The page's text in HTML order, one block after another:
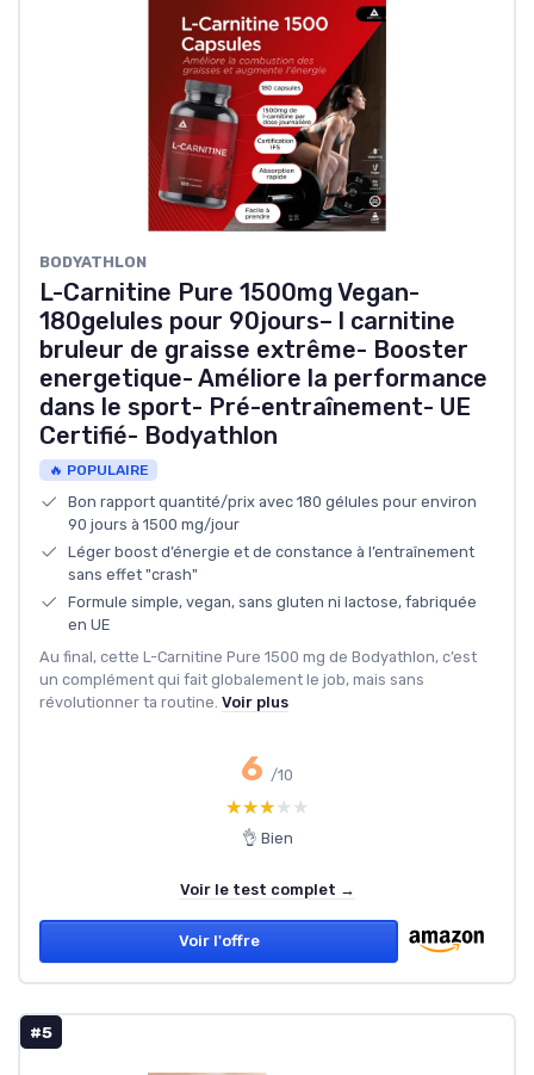
BODYATHLON
L-Carnitine Pure 1500mg Vegan-
180gelules pour 90jours– l carnitine
bruleur de graisse extrême- Booster
energetique- Améliore la performance
dans le sport- Pré-entraînement- UE
Certifié- Bodyathlon
🔥 POPULAIRE
Bon rapport quantité/prix avec 180 gélules pour environ
90 jours à 1500 mg/jour
Léger boost d’énergie et de constance à l’entraînement
sans effet "crash"
Formule simple, vegan, sans gluten ni lactose, fabriquée
en UE
Au final, cette L-Carnitine Pure 1500 mg de Bodyathlon, c’est
un complément qui fait globalement le job, mais sans
révolutionner ta routine. Voir plus
6 /10
★★★★★
★★★★★
👌 Bien
Voir le test complet →
Voir l'offre
#5